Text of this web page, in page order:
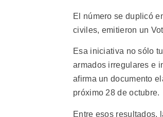
El número se duplicó
civiles, emitieron un
Esa iniciativa no sólo
armados irregulares e
afirma un documento
próximo 28 de octubre.
Entre esos resultados,